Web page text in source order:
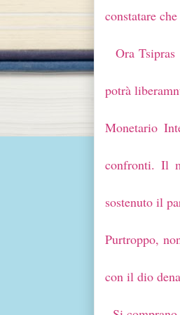
constatare
Ora
potrà
Monetario
confronti. Il
sostenuto il
Purtroppo,
con il dio